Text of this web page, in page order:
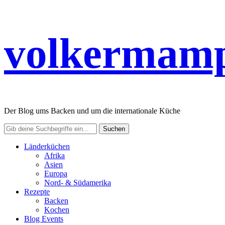
Der Blog ums Backen und um die internationale Küche
Länderküchen
Afrika
Asien
Europa
Nord- & Südamerika
Rezepte
Backen
Kochen
Blog Events